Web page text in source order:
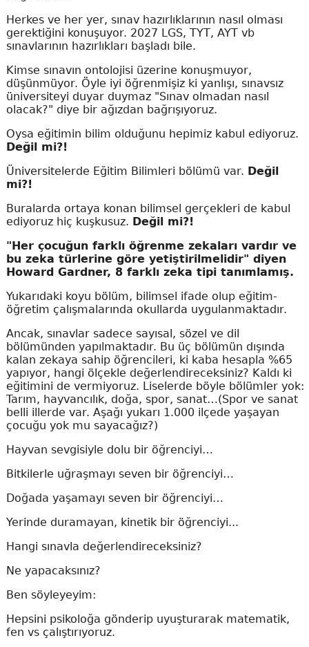
Herkes ve her yer, sınav hazırlıklarının nasıl olması
gerektiğini konuşuyor. 2027 LGS, TYT, AYT vb
sınavlarının hazırlıkları başladı bile.
Kimse sınavın ontolojisi üzerine konuşmuyor,
düşünmüyor. Öyle iyi öğrenmişiz ki yanlışı, sınavsız
üniversiteyi duyar duymaz "Sınav olmadan nasıl
olacak?" diye bir ağızdan bağrışıyoruz.
Oysa eğitimin bilim olduğunu hepimiz kabul ediyoruz.
Değil mi?!
Üniversitelerde Eğitim Bilimleri bölümü var. Değil
mi?!
Buralarda ortaya konan bilimsel gerçekleri de kabul
ediyoruz hiç kuşkusuz. Değil mi?!
"Her çocuğun farklı öğrenme zekaları vardır ve
bu zeka türlerine göre yetiştirilmelidir" diyen
Howard Gardner, 8 farklı zeka tipi tanımlamış.
Yukarıdaki koyu bölüm, bilimsel ifade olup eğitim-
öğretim çalışmalarında okullarda uygulanmaktadır.
Ancak, sınavlar sadece sayısal, sözel ve dil
bölümünden yapılmaktadır. Bu üç bölümün dışında
kalan zekaya sahip öğrencileri, ki kaba hesapla %65
yapıyor, hangi ölçekle değerlendireceksiniz? Kaldı ki
eğitimini de vermiyoruz. Liselerde böyle bölümler yok:
Tarım, hayvancılık, doğa, spor, sanat…(Spor ve sanat
belli illerde var. Aşağı yukarı 1.000 ilçede yaşayan
çocuğu yok mu sayacağız?)
Hayvan sevgisiyle dolu bir öğrenciyi…
Bitkilerle uğraşmayı seven bir öğrenciyi…
Doğada yaşamayı seven bir öğrenciyi…
Yerinde duramayan, kinetik bir öğrenciyi...
Hangi sınavla değerlendireceksiniz?
Ne yapacaksınız?
Ben söyleyeyim:
Hepsini psikoloğa gönderip uyuşturarak matematik,
fen vs çalıştırıyoruz.